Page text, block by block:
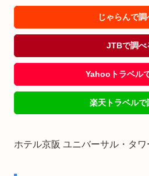
じゃらんで調
JTBで調べ
Yahooトラベル
楽天トラベルで
ホテル京阪 ユニバーサル・タワ